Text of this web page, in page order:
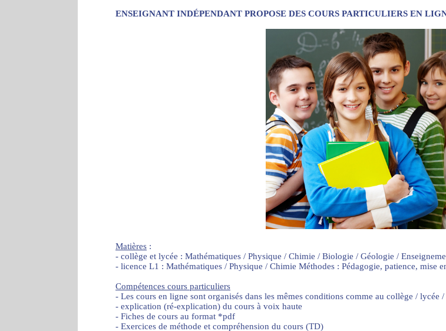
ENSEIGNANT INDÉPENDANT PROPOSE DES COURS PARTICULIERS EN
Matières :
- collège et lycée : Mathématiques / Physique / Chimie / Biologie / Géologie /
- licence L1 : Mathématiques / Physique / Chimie Méthodes : Pédagogie, patience, mise
Compétences cours particuliers
- Les cours en ligne sont organisés dans les mêmes conditions comme au collège / lycée
- explication (ré-explication) du cours à voix haute
- Fiches de cours au format *pdf
- Exercices de méthode et compréhension du cours (TD)